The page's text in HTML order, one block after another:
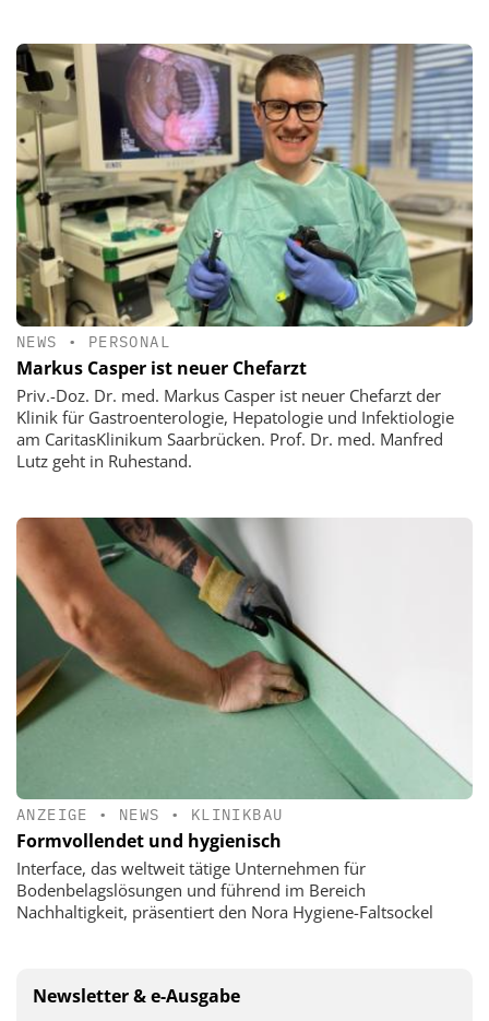
NEWS • PERSONAL
Markus Casper ist neuer Chefarzt
Priv.-Doz. Dr. med. Markus Casper ist neuer Chefarzt der
Klinik für Gastroenterologie, Hepatologie und Infektiologie
am CaritasKlinikum Saarbrücken. Prof. Dr. med. Manfred
Lutz geht in Ruhestand.
ANZEIGE • NEWS • KLINIKBAU
Formvollendet und hygienisch
Interface, das weltweit tätige Unternehmen für
Bodenbelagslösungen und führend im Bereich
Nachhaltigkeit, präsentiert den Nora Hygiene-Faltsockel
Newsletter & e-Ausgabe